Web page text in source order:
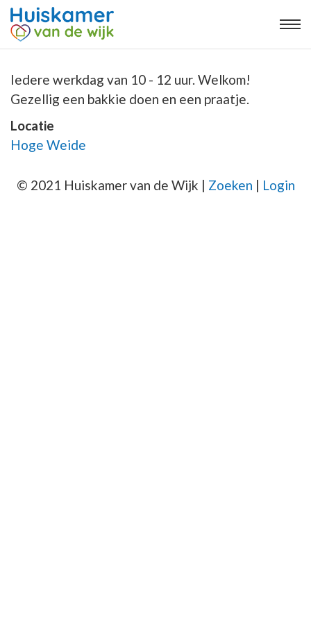
Iedere werkdag van 10 - 12 uur. Welkom!
Gezellig een bakkie doen en een praatje.
Locatie
Hoge Weide
© 2021 Huiskamer van de Wijk | Zoeken | Login